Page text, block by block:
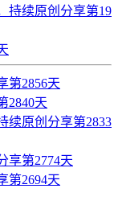
持续原创分享第19